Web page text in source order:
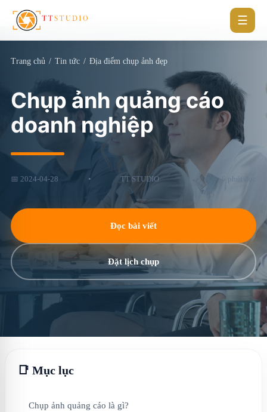
☰
Trang chủ / Tin tức / Địa điểm chụp ảnh đẹp
Chụp ảnh quảng cáo
doanh nghiệp
📅 2024-04-28 • TT STUDIO 6 phút đọc
Đọc bài viết
Đặt lịch chụp
📑 Mục lục
Chụp ảnh quảng cáo là gì?